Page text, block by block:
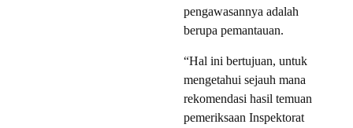
pengawasannya adalah
berupa pemantauan.
“Hal ini bertujuan, untuk
mengetahui sejauh mana
rekomendasi hasil temuan
pemeriksaan Inspektorat